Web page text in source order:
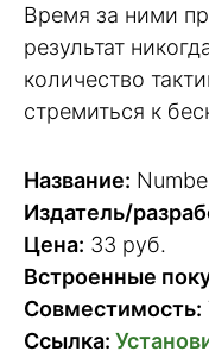
Время за ними
результат
количество
стремиться к
Название:
Издатель/
Цена: 33 руб.
Встроенные
Совместимость:
Ссылка: